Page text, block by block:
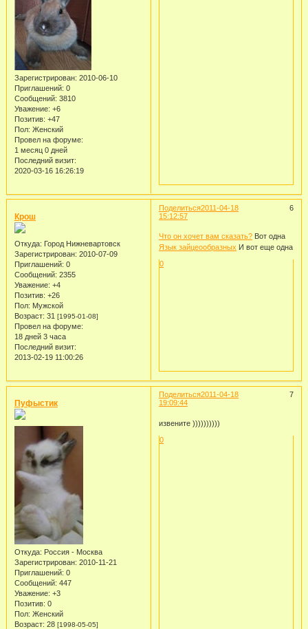
Зарегистрирован: 2010-06-10
Приглашений: 0
Сообщений: 3810
Уважение: +6
Позитив: +47
Пол: Женский
Провел на форуме:
1 месяц 0 дней
Последний визит:
2020-03-16 16:26:19
Поделиться 6
2011-04-18
15:12:57
Крош
Откуда: Город Нижневартовск
Зарегистрирован: 2010-07-09
Приглашений: 0
Сообщений: 2355
Уважение: +4
Позитив: +26
Пол: Мужской
Возраст: 31 [1995-01-08]
Провел на форуме:
18 дней 3 часа
Последний визит:
2013-02-19 11:00:26
Что он хочет вам сказать?Вот одна
Язык зайцеообразных И вот еще одна
0
Поделиться 7
2011-04-18
19:09:44
Пуфыстик
Откуда: Россия - Москва
Зарегистрирован: 2010-11-21
Приглашений: 0
Сообщений: 447
Уважение: +3
Позитив: 0
Пол: Женский
Возраст: 28 [1998-05-05]
извените ))))))))))
0